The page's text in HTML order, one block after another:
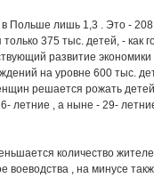
Польше лишь 1,3 . Это -
375 тыс. детей, - как
развитие
на уровне 600 тыс.
решается рожать детей
летние , а ныне - 29-
количество
воеводства , на минусе